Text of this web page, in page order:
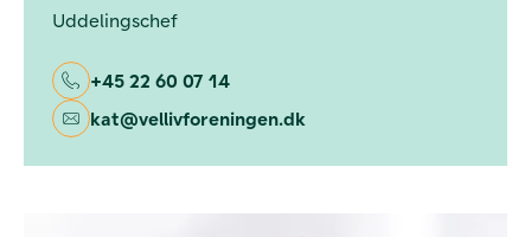
Uddelingschef
+45 22 60 07 14
kat@vellivforeningen.dk